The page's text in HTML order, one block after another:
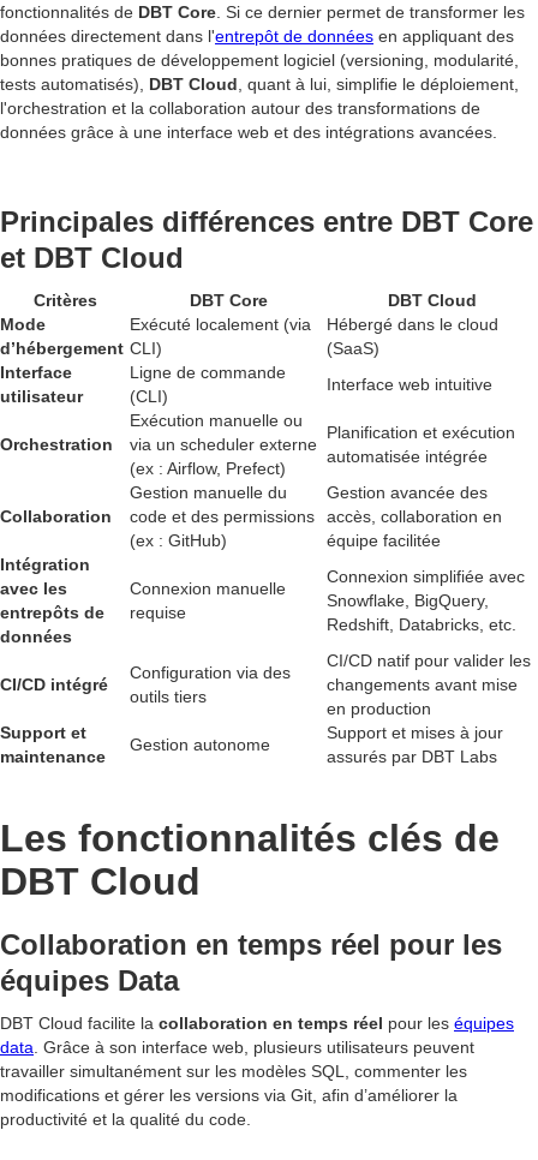
fonctionnalités de DBT Core . Si ce dernier permet de transformer les
données directement dans l'entrepôt de données en appliquant des
bonnes pratiques de développement logiciel (versioning, modularité,
tests automatisés), DBT Cloud , quant à lui, simplifie le déploiement,
l'orchestration et la collaboration autour des transformations de
données grâce à une interface web et des intégrations avancées.
Principales différences entre DBT Core
et DBT Cloud
Critères DBT Core
DBT Cloud
Mode
d’hébergement
Exécuté localement (via
CLI)
Hébergé dans le cloud
(SaaS)
Interface
utilisateur
Ligne de commande
(CLI)
Interface web intuitive
Orchestration
Exécution manuelle ou
via un scheduler externe
(ex : Airflow, Prefect)
Planification et exécution
automatisée intégrée
Collaboration
Gestion manuelle du
code et des permissions
(ex : GitHub)
Gestion avancée des
accès, collaboration en
équipe facilitée
Intégration
avec les
entrepôts de
données
Connexion manuelle
requise
Connexion simplifiée avec
Snowflake, BigQuery,
Redshift, Databricks, etc.
CI/CD intégré
Configuration via des
outils tiers
CI/CD natif pour valider les
changements avant mise
en production
Support et
maintenance
Gestion autonome
Support et mises à jour
assurés par DBT Labs
Les fonctionnalités clés de
DBT Cloud
Collaboration en temps réel pour les
équipes Data
DBT Cloud facilite la collaboration en temps réel pour les équipes
data . Grâce à son interface web, plusieurs utilisateurs peuvent
travailler simultanément sur les modèles SQL, commenter les
modifications et gérer les versions via Git, afin d’améliorer la
productivité et la qualité du code.